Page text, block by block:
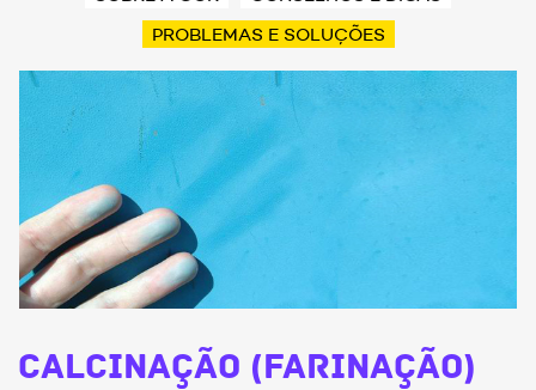
PROBLEMAS E SOLUÇÕES
Calcinação (farinação)